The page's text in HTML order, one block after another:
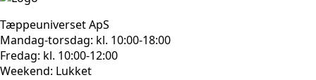
Tæppeuniverset ApS
Mandag-torsdag: kl. 10:00-18:00
Fredag: kl. 10:00-12:00
Weekend: Lukket